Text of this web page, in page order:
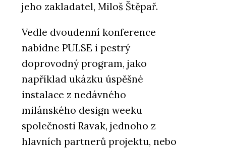
jeho zakladatel, Miloš Štěpař.
Vedle dvoudenní konference
nabídne PULSE i pestrý
doprovodný program, jako
například ukázku úspěšné
instalace z nedávného
milánského design weeku
společnosti Ravak, jednoho z
hlavních partnerů projektu, nebo